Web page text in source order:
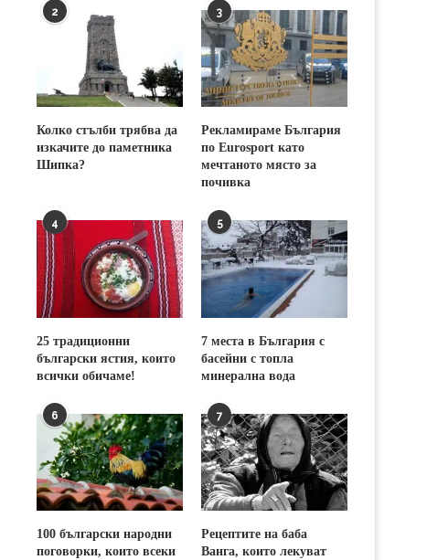
2
Колко стълби трябва да
изкачите до паметника
Шипка?
3
Рекламираме България
по Eurosport като
мечтаното място за
почивка
4
25 традиционни
български ястия, които
всички обичаме!
5
7 места в България с
басейни с топла
минерална вода
6
100 български народни
поговорки, които всеки
7
Рецептите на баба
Ванга, които лекуват